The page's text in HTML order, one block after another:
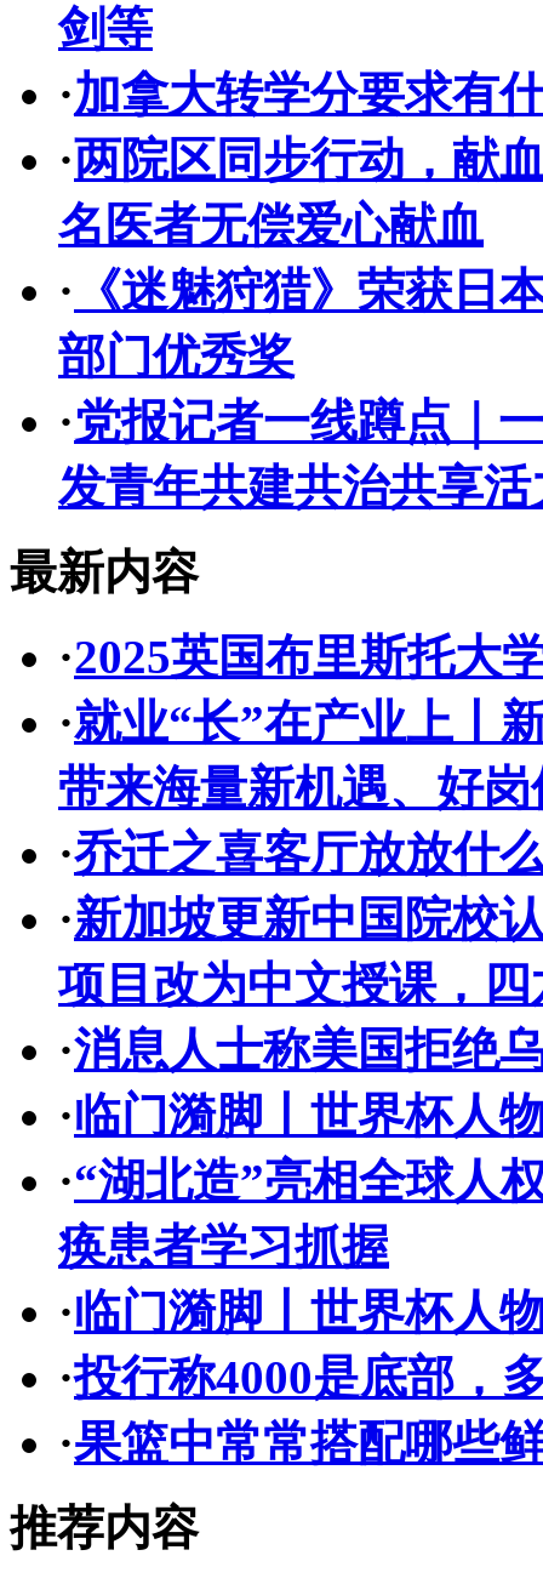
剑等
·加拿大转学分要求有
·两院区同步行动，献
名医者无偿爱心献血
· 《迷魅狩猎》荣获日
部门优秀奖
·党报记者一线蹲点｜
发青年共建共治共享
最新内容
·2025英国布里斯托大
·就业“长”在产业上丨
带来海量新机遇、好岗
·乔迁之喜客厅放放什
·新加坡更新中国院校
项目改为中文授课，
·消息人士称美国拒绝
·临门漪脚丨世界杯人
·“湖北造”亮相全球人
痪患者学习抓握
·临门漪脚丨世界杯人
·投行称4000是底部，
·果篮中常常搭配哪些
推荐内容